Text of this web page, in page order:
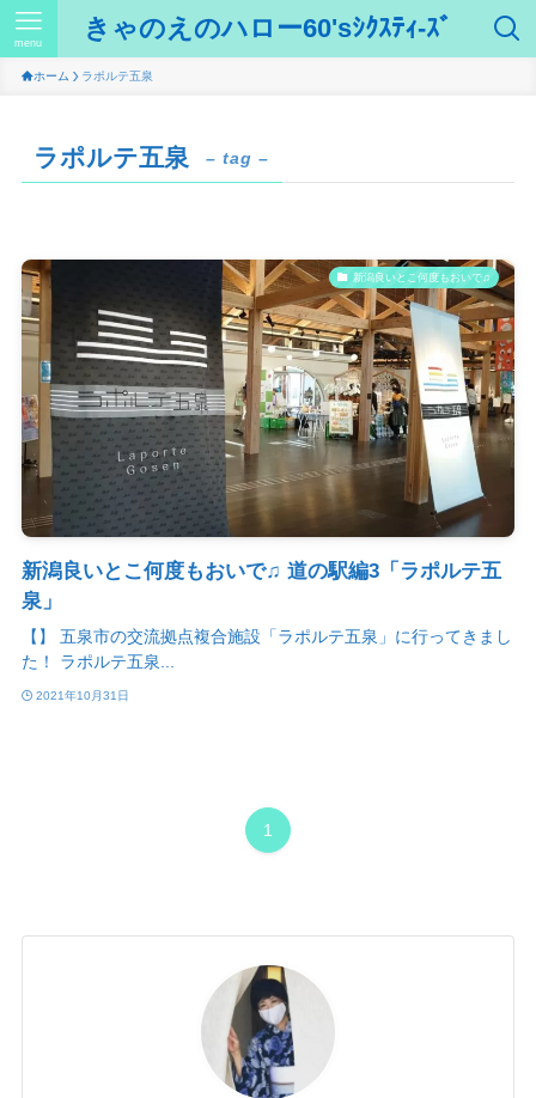
きゃのえのハロー60'sｼｸｽﾃｨ-ｽﾞ
menu
ホーム ラポルテ五泉
ラポルテ五泉 – tag –
新潟良いとこ何度もおいで♫
新潟良いとこ何度もおいで♫ 道の駅編3「ラポルテ五
泉」
【】 五泉市の交流拠点複合施設「ラポルテ五泉」に行ってきまし
た！ ラポルテ五泉...
2021年10月31日
1